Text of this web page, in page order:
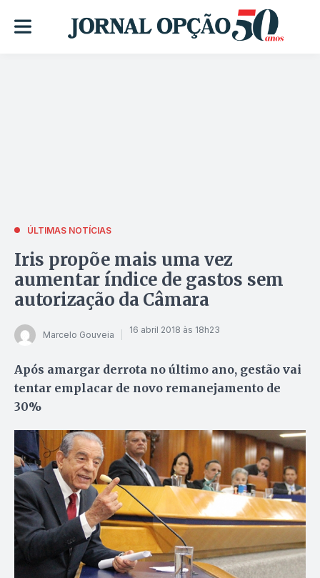
ÚLTIMAS NOTÍCIAS
Iris propõe mais uma vez
aumentar índice de gastos sem
autorização da Câmara
Marcelo Gouveia 16 abril 2018 às 18h23
Após amargar derrota no último ano, gestão vai
tentar emplacar de novo remanejamento de
30%